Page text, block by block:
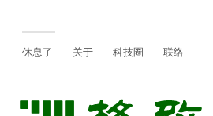
休息了 关于 科技圈 联络